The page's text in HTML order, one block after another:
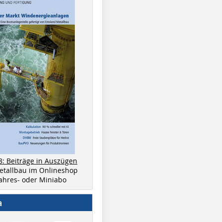
Beiträge in Auszügen
im Onlineshop
oder Miniabo